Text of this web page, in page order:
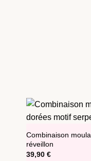
Combinaison
réveillon
39,90 €